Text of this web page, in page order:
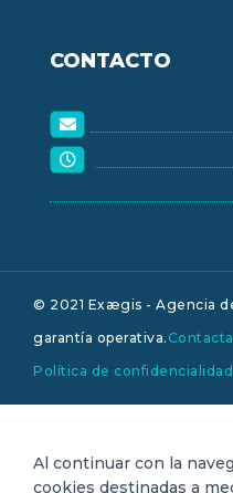
CONTACTO
© 2021 Exægis - Agencia
garantía operativa.
Política de confidencialidad
Al continuar con la
cookies destinadas a